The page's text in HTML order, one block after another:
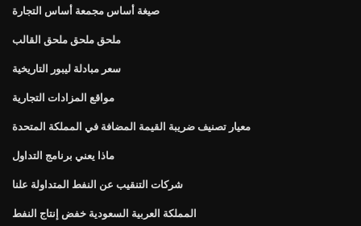
صيغة أساس مجمعة أساس التجارة
ملحق ملحق ملحق القالب
سعر مبادلة ليبور التاريخية
مواقع المزادات التجارية
معيار تصنيف ضريبة القيمة المضافة في المملكة المتحدة
ماذا يعني برنامج التداول
شركات التنقيب عن النفط المتداولة علنا
المملكة العربية السعودية خفض إنتاج النفط